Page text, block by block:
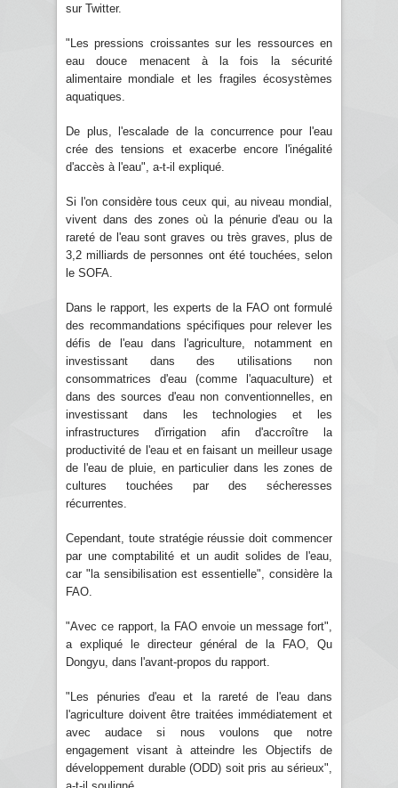
sur Twitter.
"Les pressions croissantes sur les ressources en
eau douce menacent à la fois la sécurité
alimentaire mondiale et les fragiles écosystèmes
aquatiques.
De plus, l'escalade de la concurrence pour l'eau
crée des tensions et exacerbe encore l'inégalité
d'accès à l'eau", a-t-il expliqué.
Si l'on considère tous ceux qui, au niveau mondial,
vivent dans des zones où la pénurie d'eau ou la
rareté de l'eau sont graves ou très graves, plus de
3,2 milliards de personnes ont été touchées, selon
le SOFA.
Dans le rapport, les experts de la FAO ont formulé
des recommandations spécifiques pour relever les
défis de l'eau dans l'agriculture, notamment en
investissant dans des utilisations non
consommatrices d'eau (comme l'aquaculture) et
dans des sources d'eau non conventionnelles, en
investissant dans les technologies et les
infrastructures d'irrigation afin d'accroître la
productivité de l'eau et en faisant un meilleur usage
de l'eau de pluie, en particulier dans les zones de
cultures touchées par des sécheresses
récurrentes.
Cependant, toute stratégie réussie doit commencer
par une comptabilité et un audit solides de l'eau,
car "la sensibilisation est essentielle", considère la
FAO.
"Avec ce rapport, la FAO envoie un message fort",
a expliqué le directeur général de la FAO, Qu
Dongyu, dans l'avant-propos du rapport.
"Les pénuries d'eau et la rareté de l'eau dans
l'agriculture doivent être traitées immédiatement et
avec audace si nous voulons que notre
engagement visant à atteindre les Objectifs de
développement durable (ODD) soit pris au sérieux",